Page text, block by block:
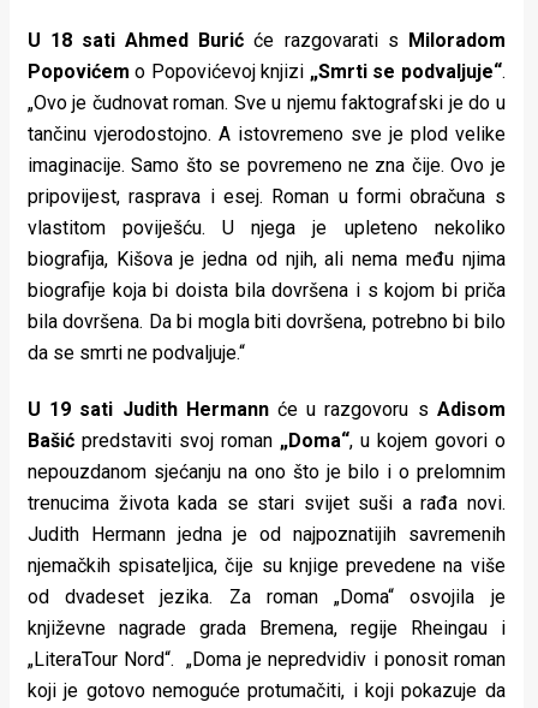
U 18 sati Ahmed Burić će razgovarati s Miloradom
Popovićem o Popovićevoj knjizi „Smrti se podvaljuje“.
„Ovo je čudnovat roman. Sve u njemu faktografski je do u
tančinu vjerodostojno. A istovremeno sve je plod velike
imaginacije. Samo što se povremeno ne zna čije. Ovo je
pripovijest, rasprava i esej. Roman u formi obračuna s
vlastitom poviješću. U njega je upleteno nekoliko
biografija, Kišova je jedna od njih, ali nema među njima
biografije koja bi doista bila dovršena i s kojom bi priča
bila dovršena. Da bi mogla biti dovršena, potrebno bi bilo
da se smrti ne podvaljuje.“
U 19 sati Judith Hermannće u razgovoru s Adisom
Bašić predstaviti svoj roman „Doma“, u kojem govori o
nepouzdanom sjećanju na ono što je bilo i o prelomnim
trenucima života kada se stari svijet suši a rađa novi.
Judith Hermann jedna je od najpoznatijih savremenih
njemačkih spisateljica, čije su knjige prevedene na više
od dvadeset jezika. Za roman „Doma“ osvojila je
književne nagrade grada Bremena, regije Rheingau i
„LiteraTour Nord“. „Doma je nepredvidiv i ponosit roman
koji je gotovo nemoguće protumačiti, i koji pokazuje da